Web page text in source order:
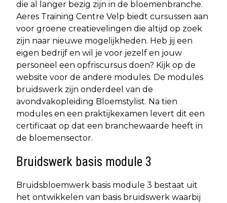
die al langer bezig zijn in de bloemenbranche.
Aeres Training Centre Velp biedt cursussen aan
voor groene creatievelingen die altijd op zoek
zijn naar nieuwe mogelijkheden. Heb jij een
eigen bedrijf en wil je voor jezelf en jouw
personeel een opfriscursus doen? Kijk op de
website voor de andere modules. De modules
bruidswerk zijn onderdeel van de
avondvakopleiding Bloemstylist. Na tien
modules en een praktijkexamen levert dit een
certificaat op dat een branchewaarde heeft in
de bloemensector.
Bruidswerk basis module 3
Bruidsbloemwerk basis module 3 bestaat uit
het ontwikkelen van basis bruidswerk waarbij